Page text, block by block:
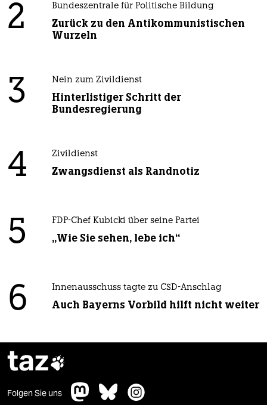
2 Bundeszentrale für Politische Bildung
Zurück zu den Antikommunistischen
Wurzeln
3 Nein zum Zivildienst
Hinterlistiger Schritt der
Bundesregierung
4 Zivildienst
Zwangsdienst als Randnotiz
5 FDP-Chef Kubicki über seine Partei
„Wie Sie sehen, lebe ich“
6 Innenausschuss tagte zu CSD-Anschlag
Auch Bayerns Vorbild hilft nicht weiter
taz
Folgen Sie uns